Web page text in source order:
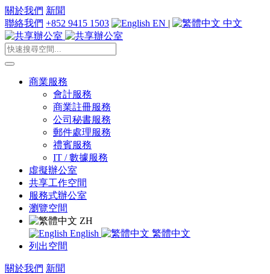
關於我們 新聞
聯絡我們 +852 9415 1503 EN | 中文
商業服務
會計服務
商業註冊服務
公司秘書服務
郵件處理服務
禮賓服務
IT / 數據服務
虛擬辦公室
共享工作空間
服務式辦公室
瀏覽空間
ZH
English
繁體中文
列出空間
關於我們 新聞